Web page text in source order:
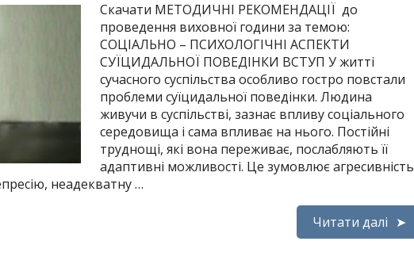
Скачати МЕТОДИЧНІ РЕКОМЕНДАЦІЇ до
проведення виховної години за темою:
СОЦІАЛЬНО – ПСИХОЛОГІЧНІ АСПЕКТИ
СУЇЦИДАЛЬНОЇ ПОВЕДІНКИ ВСТУП У житті
сучасного суспільства особливо гостро повстали
проблеми суїцидальної поведінки. Людина
живучи в суспільстві, зазнає впливу соціального
середовища і сама впливає на нього. Постійні
труднощі, які вона переживає, послабляють її
адаптивні можливості. Це зумовлює агресивність
неадекватну …
Читати далі